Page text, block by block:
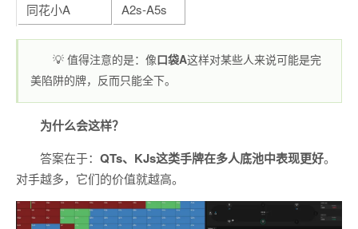
同花小A
A2s-A5s
💡 值得注意的是：像口袋A这样对某些人来说可能是完
美陷阱的牌，反而只能全下。
为什么会这样？
答案在于： QTs、KJs这类手牌在多人底池中表现更好。
对手越多，它们的价值就越高。